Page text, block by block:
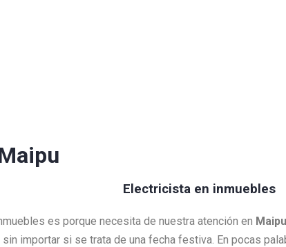
Electricista en inmuebles
es porque necesita de nuestra atención en
importar si se trata de una fecha festiva. En pocas